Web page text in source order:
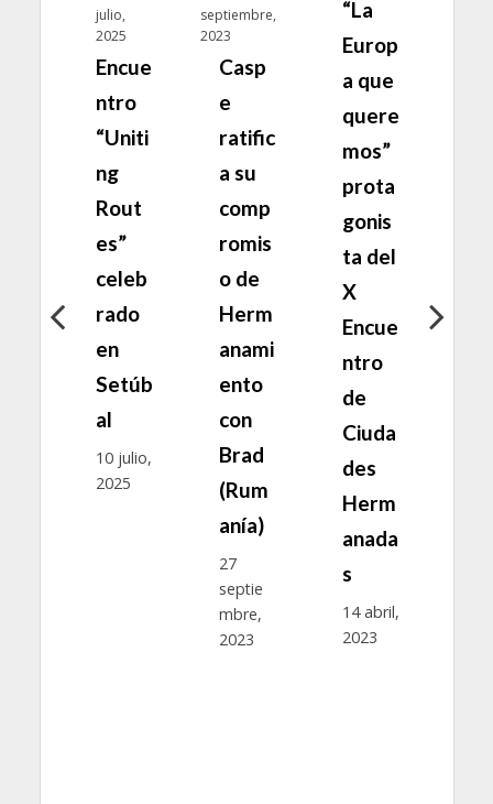
julio,
2025
Encue
ntro
“Uniti
ng
Rout
es”
celeb
rado
en
Setúb
al
10 julio,
2025
septiembre,
2023
Casp
e
ratific
a su
comp
romis
o de
Herm
anami
ento
con
Brad
(Rum
anía)
27
septie
mbre,
2023
“La
Europ
a que
quere
mos”
prota
gonis
ta del
X
Encue
ntro
de
Ciuda
des
Herm
anada
s
14 abril,
2023